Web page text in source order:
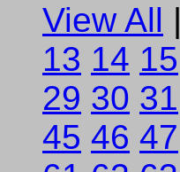
View All |
13 14 15
29 30 31
45 46 47